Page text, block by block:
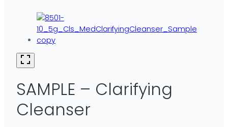
SAMPLE – Clarifying
Cleanser